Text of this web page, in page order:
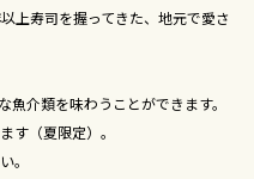
上寿司を握ってきた、地元で愛さ
介類を味わうことができます。
す（夏限定）。
。